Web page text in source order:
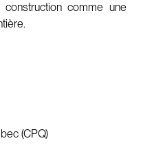
comme une
(CPQ)